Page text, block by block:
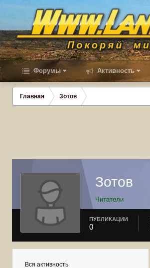
Форумы Активность
Главная Зотов
Зотов
Читатели
ПУБЛИКАЦИИ
0
Вся активность